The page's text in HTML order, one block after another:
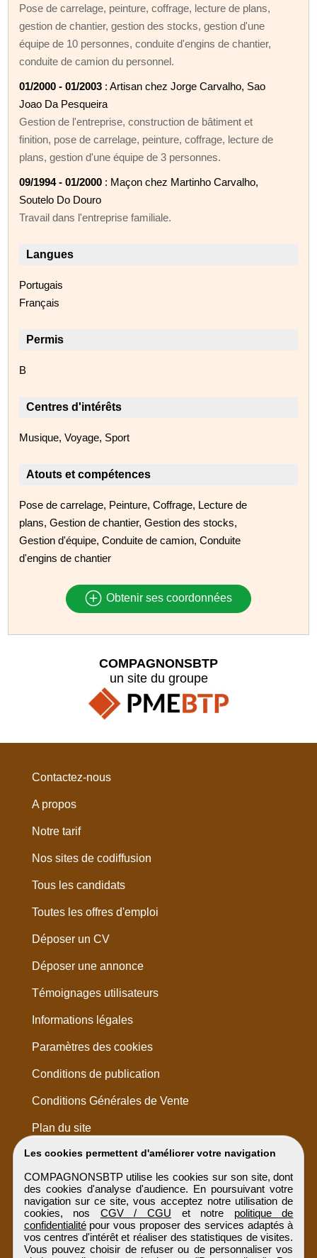
Pose de carrelage, peinture, coffrage, lecture de plans,
gestion de chantier, gestion des stocks, gestion d'une
équipe de 10 personnes, conduite d'engins de chantier,
conduite de camion du personnel.
01/2000 - 01/2003 : Artisan chez Jorge Carvalho, Sao
Joao Da Pesqueira
Gestion de l'entreprise, construction de bâtiment et
finition, pose de carrelage, peinture, coffrage, lecture de
plans, gestion d'une équipe de 3 personnes.
09/1994 - 01/2000 : Maçon chez Martinho Carvalho,
Soutelo Do Douro
Travail dans l'entreprise familiale.
Langues
Portugais
Français
Permis
B
Centres d'intérêts
Musique, Voyage, Sport
Atouts et compétences
Pose de carrelage, Peinture, Coffrage, Lecture de
plans, Gestion de chantier, Gestion des stocks,
Gestion d'équipe, Conduite de camion, Conduite
d'engins de chantier
Obtenir ses coordonnées
Les cookies permettent d'améliorer votre navigation
COMPAGNONSBTP utilise les cookies sur son site, dont
des cookies d'analyse d'audience. En poursuivant votre
navigation sur ce site, vous acceptez notre utilisation de
cookies, nos CGV / CGU et notre politique de
confidentialitépour vous proposer des services adaptés à
vos centres d'intérêt et réaliser des statistiques de visites.
Vous pouvez choisir de refuser ou de personnaliser vos
COMPAGNONSBTP
un site du groupe
Contactez-nous
A propos
Notre tarif
Nos sites de codiffusion
Tous les candidats
Toutes les offres d'emploi
Déposer un CV
Déposer une annonce
Témoignages utilisateurs
Informations légales
Paramètres des cookies
Conditions de publication
Conditions Générales de Vente
Plan du site